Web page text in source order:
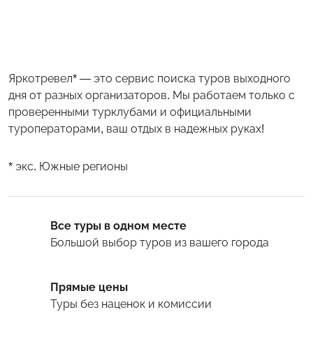
Яркотревел* — это сервис поиска туров выходного
дня от разных организаторов. Мы работаем только с
проверенными турклубами и официальными
туроператорами, ваш отдых в надежных руках!
* экс. Южные регионы
Все туры в одном месте
Большой выбор туров из вашего города
Прямые цены
Туры без наценок и комиссии